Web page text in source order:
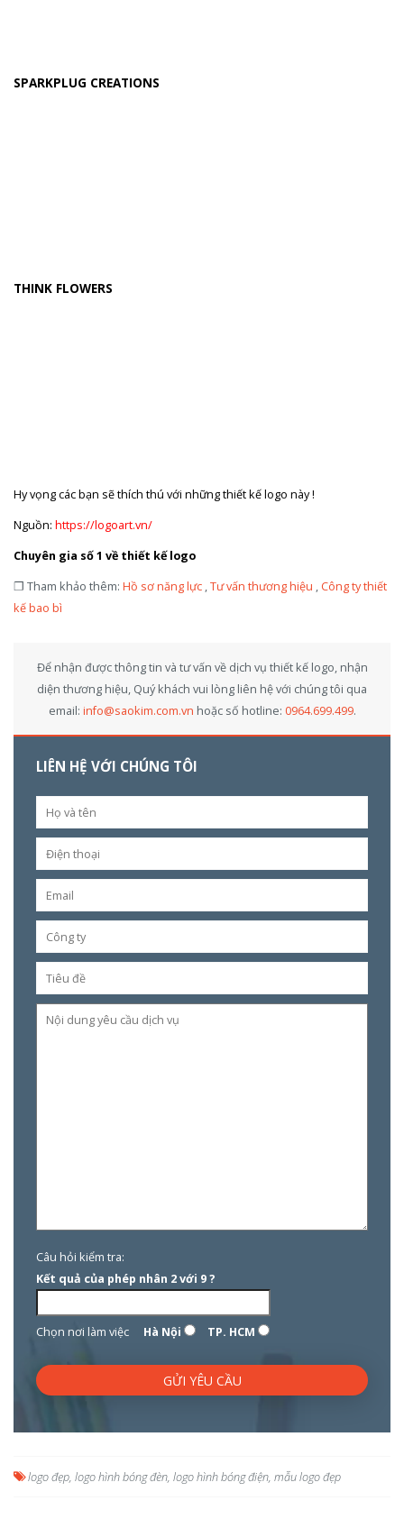
SPARKPLUG CREATIONS
THINK FLOWERS
Hy vọng các bạn sẽ thích thú với những thiết kế logo này !
Nguồn: https://logoart.vn/
Chuyên gia số 1 về thiết kế logo
❐ Tham khảo thêm: Hồ sơ năng lực ,Tư vấn thương hiệu , Công ty thiết
kế bao bì
Để nhận được thông tin và tư vấn về dịch vụ thiết kế logo, nhận
diện thương hiệu, Quý khách vui lòng liên hệ với chúng tôi qua
email: info@saokim.com.vn hoặc số hotline: 0964.699.499.
LIÊN HỆ VỚI CHÚNG TÔI
Câu hỏi kiểm tra:
Kết quả của phép nhân 2 với 9 ?
Chọn nơi làm việc Hà Nội TP. HCM
logo đẹp, logo hình bóng đèn, logo hình bóng điện, mẫu logo đẹp